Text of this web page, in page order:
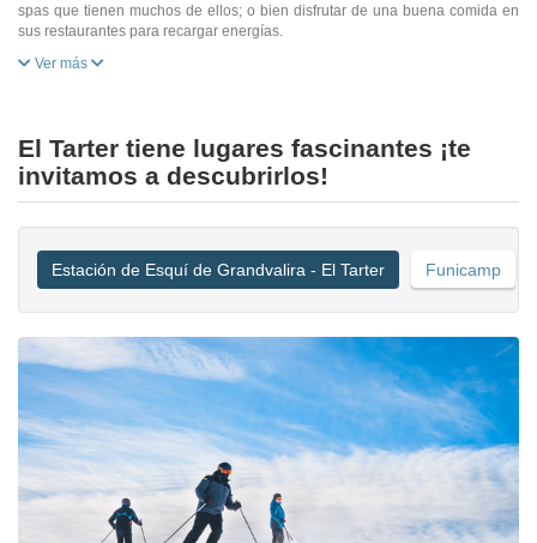
spas que tienen muchos de ellos; o bien disfrutar de una buena comida en
sus restaurantes para recargar energías.
Ver más
El Tarter tiene lugares fascinantes ¡te
invitamos a descubrirlos!
Estación de Esquí de Grandvalira - El Tarter Funicamp